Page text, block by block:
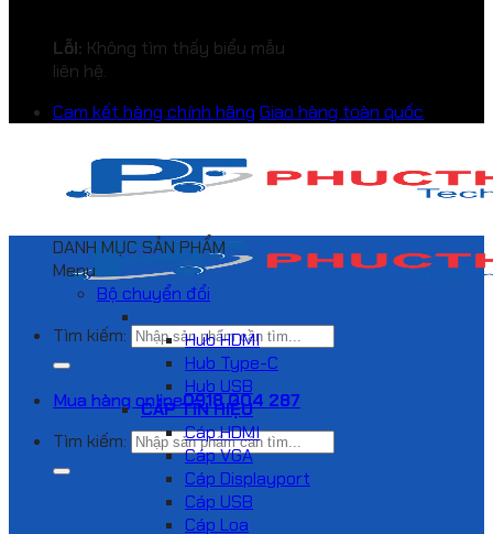
Lỗi: Không tìm thấy biểu mẫu
liên hệ.
Cam kết hàng chính hãng Giao hàng toàn quốc
Tìm kiếm:
Mua hàng online0918 004 287
Tìm kiếm:
DANH MỤC SẢN PHẨM
Menu
Bộ chuyển đổi
Hub HDMI
Hub Type-C
Hub USB
CÁP TÍN HIỆU
Cáp HDMI
Cáp VGA
Cáp Displayport
Cáp USB
Cáp Loa